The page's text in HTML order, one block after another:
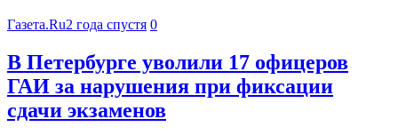
Газета.Ru2 года спустя 0
В Петербурге уволили 17 офицеров
ГАИ за нарушения при фиксации
сдачи экзаменов